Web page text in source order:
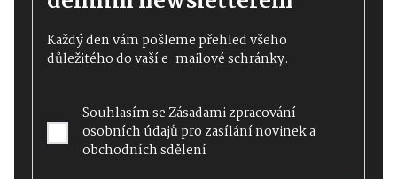
Každý den vám pošleme přehled všeho
důležitého do vaší e-mailové schránky.
Souhlasím seZásadami zpracování
osobních údajůpro zasílání novinek a
obchodních sdělení